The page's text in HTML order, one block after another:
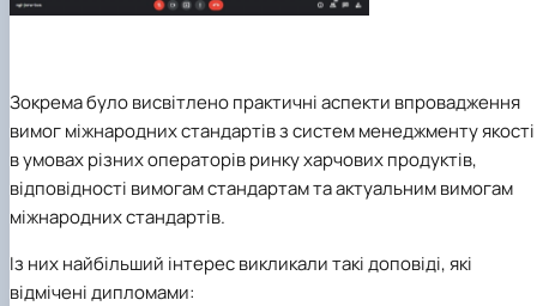
Зокрема було висвітлено практичні аспекти впровадження
вимог міжнародних стандартів з систем менеджменту якості
в умовах різних операторів ринку харчових продуктів,
відповідності вимогам стандартам та актуальним вимогам
міжнародних стандартів.
Із них найбільший інтерес викликали такі доповіді, які
відмічені дипломами: